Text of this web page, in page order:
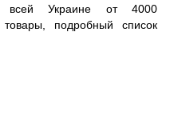
всей Украине от 4000
подробный список